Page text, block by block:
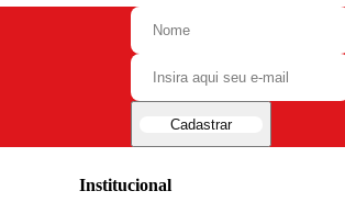
Cadastrar
Institucional